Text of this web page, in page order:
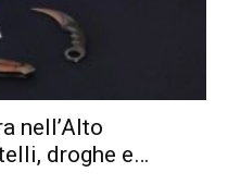
nell’Alto
droghe e…